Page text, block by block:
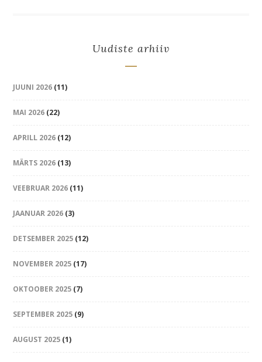
Uudiste arhiiv
JUUNI 2026 (11)
MAI 2026 (22)
APRILL 2026 (12)
MÄRTS 2026 (13)
VEEBRUAR 2026 (11)
JAANUAR 2026 (3)
DETSEMBER 2025 (12)
NOVEMBER 2025 (17)
OKTOOBER 2025 (7)
SEPTEMBER 2025 (9)
AUGUST 2025 (1)